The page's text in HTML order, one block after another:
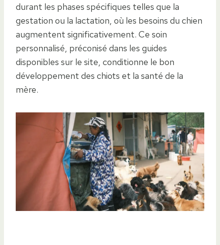
durant les phases spécifiques telles que la
gestation ou la lactation, où les besoins du chien
augmentent significativement. Ce soin
personnalisé, préconisé dans les guides
disponibles sur le site, conditionne le bon
développement des chiots et la santé de la
mère.